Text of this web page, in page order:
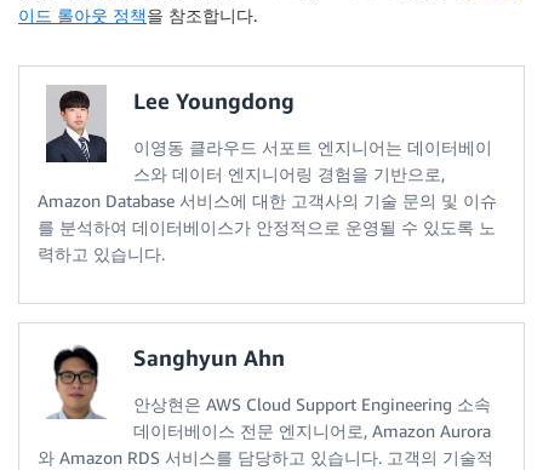
이드 롤아웃 정책을 참조합니다.
Lee Youngdong
이영동 클라우드 서포트 엔지니어는 데이터베이
스와 데이터 엔지니어링 경험을 기반으로,
Amazon Database 서비스에 대한 고객사의 기술 문의 및 이슈
를 분석하여 데이터베이스가 안정적으로 운영될 수 있도록 노
력하고 있습니다.
Sanghyun Ahn
안상현은 AWS Cloud Support Engineering 소속
데이터베이스 전문 엔지니어로, Amazon Aurora
와 Amazon RDS 서비스를 담당하고 있습니다. 고객의 기술적